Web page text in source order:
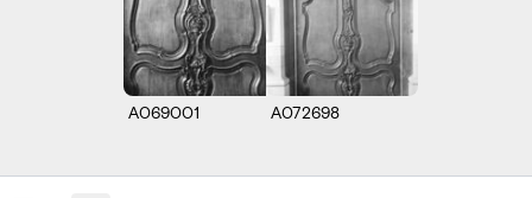
A069001 A072698